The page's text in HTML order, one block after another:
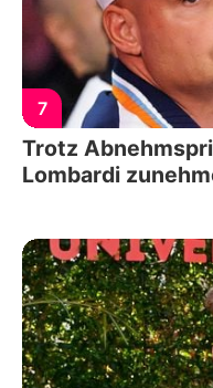
7
Trotz
Lombardi